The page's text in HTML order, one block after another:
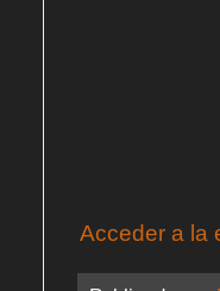
Acceder a la